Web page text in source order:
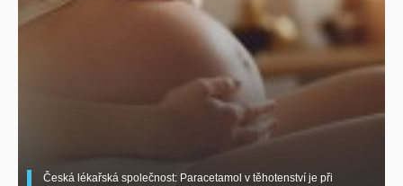
Česká lékařská společnost: Paracetamol v těhotenství je při